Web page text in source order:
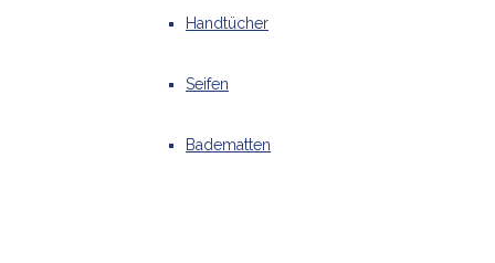
Handtücher
Seifen
Badematten